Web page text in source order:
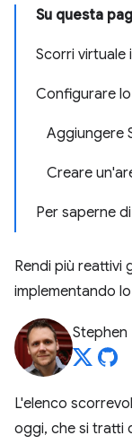
Su questa
Scorri virtuale
Configurare
Aggiungere
Creare
Per saperne
Rendi più reattivi
implementando
Stephen
L'elenco
oggi, che si tratti